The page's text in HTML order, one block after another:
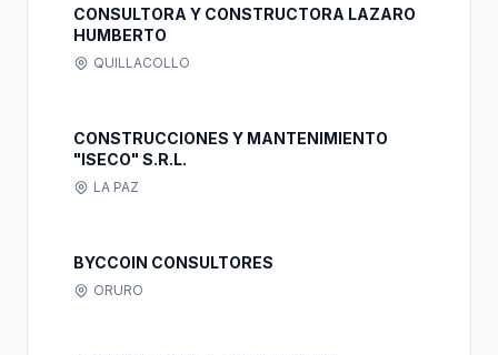
CONSULTORA Y CONSTRUCTORA LAZARO
HUMBERTO
QUILLACOLLO
CONSTRUCCIONES Y MANTENIMIENTO
"ISECO" S.R.L.
LA PAZ
BYCCOIN CONSULTORES
ORURO